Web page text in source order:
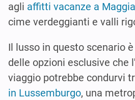
agli affitti vacanze a Maggia
cime verdeggianti e valli
Il lusso in questo scenario
delle opzioni esclusive che
viaggio potrebbe condurvi
in Lussemburgo, una